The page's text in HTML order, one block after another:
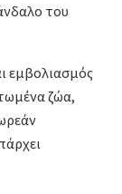
του
εμβολιασμός
ζώα,